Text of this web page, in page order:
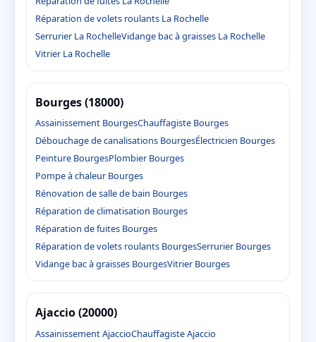
Réparation de volets roulants La Rochelle
Serrurier La RochelleVidange bac à graisses La Rochelle
Vitrier La Rochelle
Bourges (18000)
Assainissement BourgesChauffagiste Bourges
Débouchage de canalisations BourgesÉlectricien Bourges
Peinture BourgesPlombier Bourges
Pompe à chaleur Bourges
Rénovation de salle de bain Bourges
Réparation de climatisation Bourges
Réparation de fuites Bourges
Réparation de volets roulants BourgesSerrurier Bourges
Vidange bac à graisses BourgesVitrier Bourges
Ajaccio (20000)
Assainissement AjaccioChauffagiste Ajaccio